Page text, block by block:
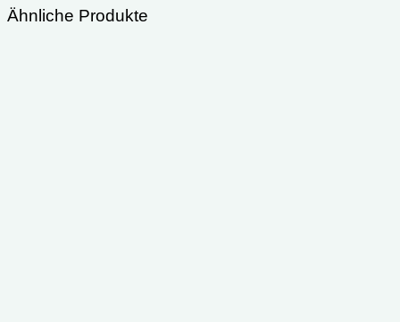
Ähnliche Produkte